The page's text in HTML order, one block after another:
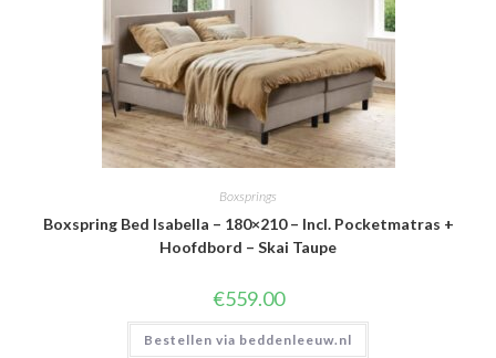
Boxsprings
Boxspring Bed Isabella – 180×210 – Incl. Pocketmatras +
Hoofdbord – Skai Taupe
€559.00
Bestellen via beddenleeuw.nl